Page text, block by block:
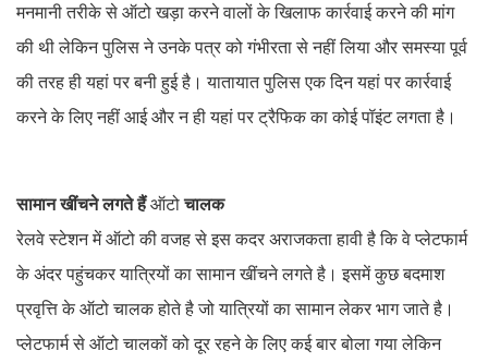
मनमानी तरीके से ऑटो खड़ा करने वालों के खिलाफ कार्रवाई करने की मांग
की थी लेकिन पुलिस ने उनके पत्र को गंभीरता से नहीं लिया और समस्या पूर्व
की तरह ही यहां पर बनी हुई है। यातायात पुलिस एक दिन यहां पर कार्रवाई
करने के लिए नहीं आई और न ही यहां पर ट्रैफिक का कोई पॉइंट लगता है।
सामान खींचने लगते हैंऑटोचालक
रेलवे स्टेशन में ऑटो की वजह से इस कदर अराजकता हावी है कि वे प्लेटफार्म
के अंदर पहुंचकर यात्रियों का सामान खींचने लगते है। इसमें कुछ बदमाश
प्रवृत्ति के ऑटो चालक होते है जो यात्रियों का सामान लेकर भाग जाते है।
प्लेटफार्म से ऑटो चालकों को दूर रहने के लिए कई बार बोला गया लेकिन